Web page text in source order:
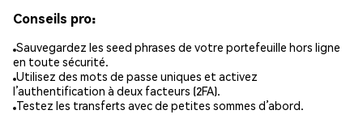
Conseils pro:
Sauvegardez les seed phrases de votre portefeuille hors ligne
en toute sécurité.
Utilisez des mots de passe uniques et activez
l’authentification à deux facteurs (2FA).
Testez les transferts avec de petites sommes d’abord.